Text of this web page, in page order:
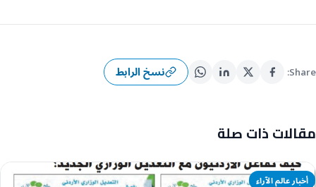
Share: نسخ الرابط
مقالات ذات صلة
أخبار عالم الآراء